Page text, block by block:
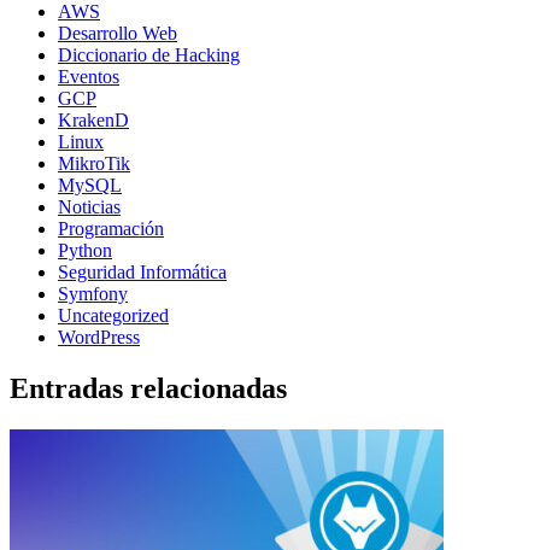
AWS
Desarrollo Web
Diccionario de Hacking
Eventos
GCP
KrakenD
Linux
MikroTik
MySQL
Noticias
Programación
Python
Seguridad Informática
Symfony
Uncategorized
WordPress
Entradas relacionadas